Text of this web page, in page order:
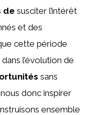
de susciter l’intérêt
et des
cette période
l’évolution de
sans
donc inspirer
ensemble